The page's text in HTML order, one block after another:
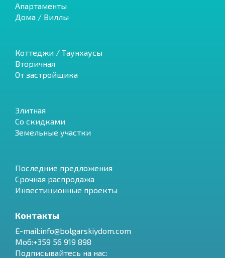
Апартаменты
Дома / Виллы
Коттеджи / Таунхаусы
Вторичная
От застройщика
Элитная
Со скидками
Земельные участки
Последние предложения
Срочная распродажа
Инвестиционные проекты
Контакты
E-mail:info@bolgarskiydom.com
Моб:+359 56 919 898
Подписывайтесь на нас: